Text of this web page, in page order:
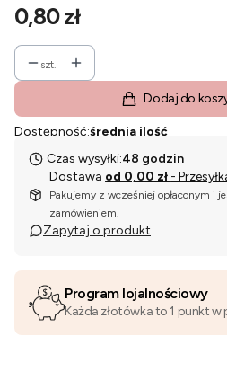
Cena
0,80 zł
szt.
Dodaj do
Dostępność:średnia ilość
Czas wysyłki:48 godzin
Dostawa od 0,00 zł -
Pakujemy z wcześniej opłaconym i
zamówieniem.
Zapytaj o produkt
Program lojalnościowy
Każda złotówka to 1 punkt